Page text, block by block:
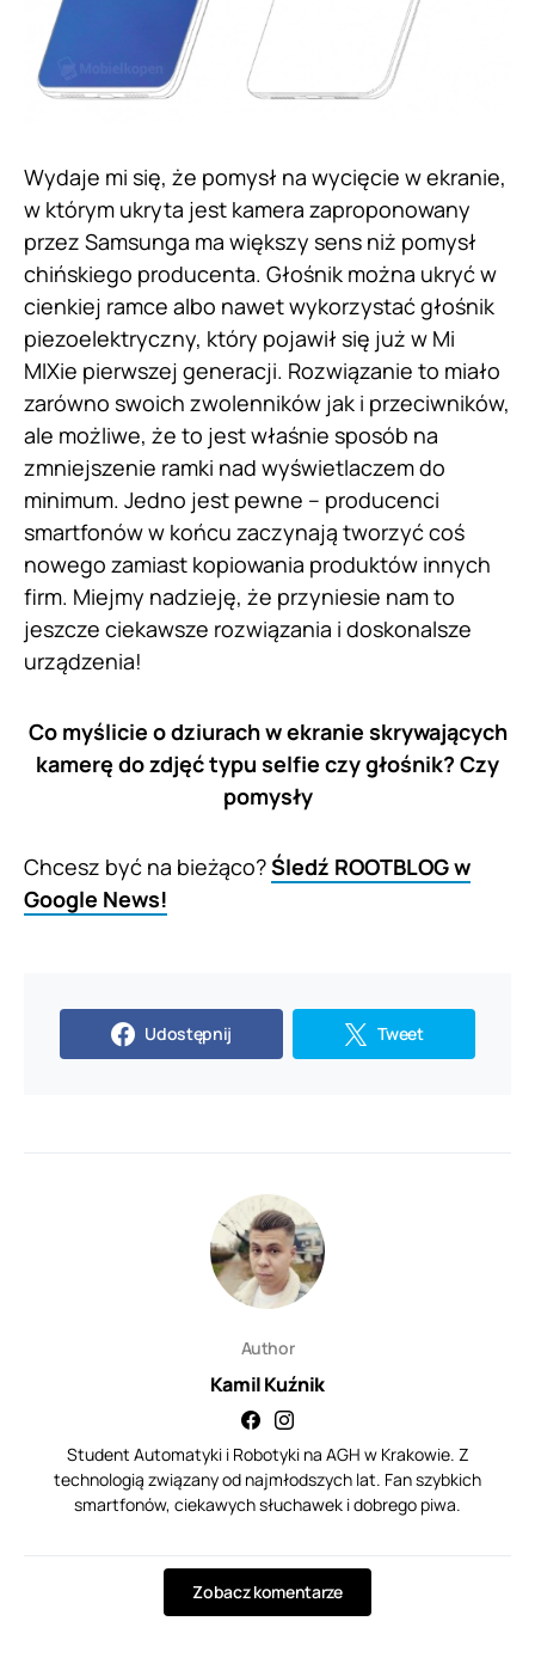
Wydaje mi się, że pomysł na wycięcie w ekranie,
w którym ukryta jest kamera zaproponowany
przez Samsunga ma większy sens niż pomysł
chińskiego producenta. Głośnik można ukryć w
cienkiej ramce albo nawet wykorzystać głośnik
piezoelektryczny, który pojawił się już w Mi
MIXie pierwszej generacji. Rozwiązanie to miało
zarówno swoich zwolenników jak i przeciwników,
ale możliwe, że to jest właśnie sposób na
zmniejszenie ramki nad wyświetlaczem do
minimum. Jedno jest pewne – producenci
smartfonów w końcu zaczynają tworzyć coś
nowego zamiast kopiowania produktów innych
firm. Miejmy nadzieję, że przyniesie nam to
jeszcze ciekawsze rozwiązania i doskonalsze
urządzenia!
Co myślicie o dziurach w ekranie skrywających
kamerę do zdjęć typu selfie czy głośnik? Czy
pomysły
Chcesz być na bieżąco?Śledź ROOTBLOG w
Google News!
Udostępnij Tweet
Author
Kamil Kuźnik
Student Automatyki i Robotyki na AGH w Krakowie. Z
technologią związany od najmłodszych lat. Fan szybkich
smartfonów, ciekawych słuchawek i dobrego piwa.
Zobacz komentarze